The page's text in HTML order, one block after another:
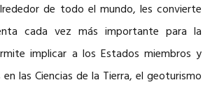
de todo el mundo, les convierte
cada vez más importante para la
implicar a los Estados miembros y
las Ciencias de la Tierra, el geoturismo